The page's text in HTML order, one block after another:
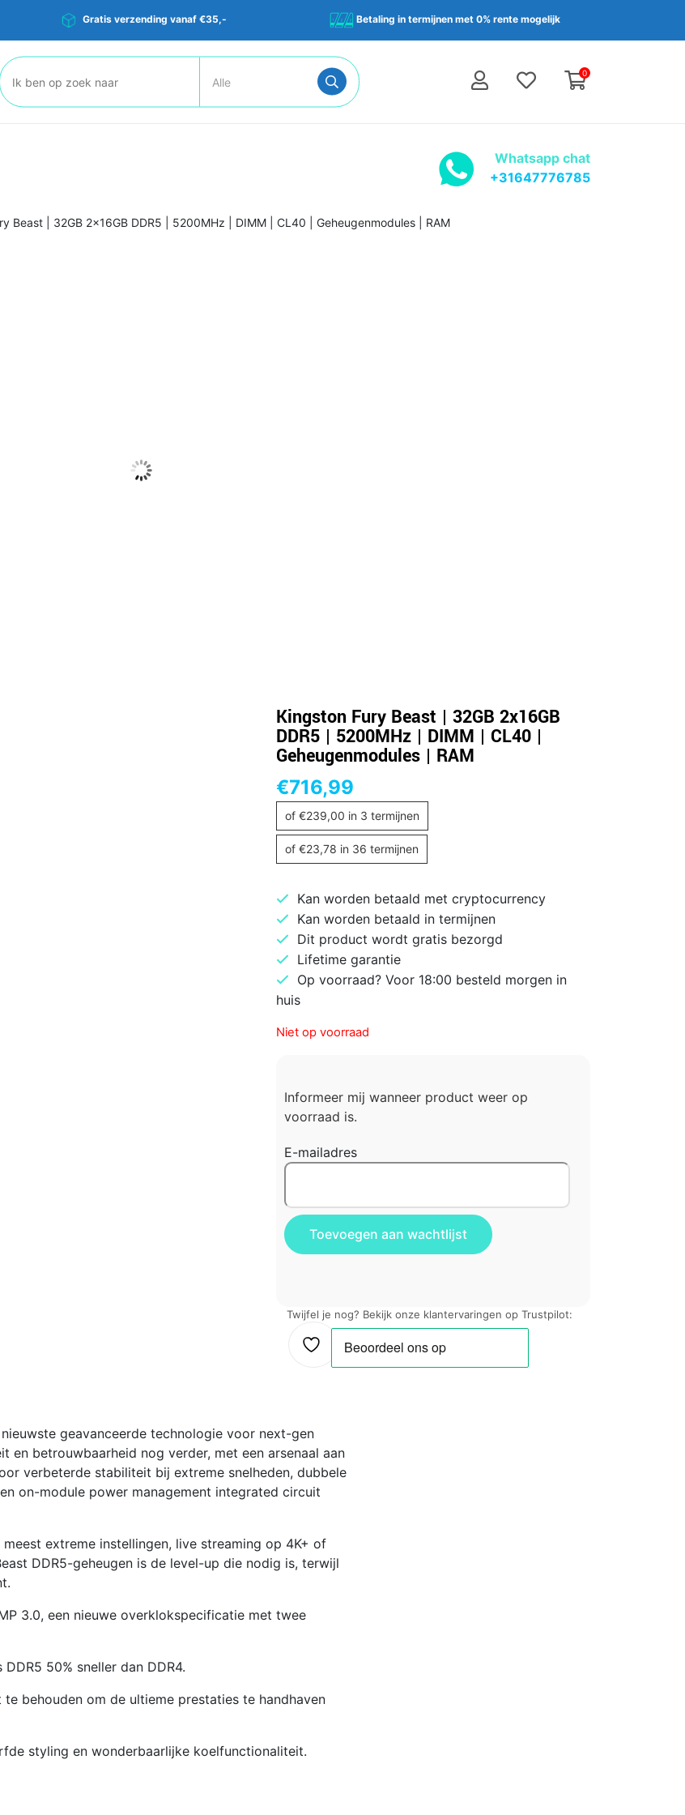
Gratis verzending vanaf €35,- Betaling in termijnen met 0% rente mogelijk
0
Zoeken:
Whatsapp chat
+31647776785
Beast | 32GB 2x16GB DDR5 | 5200MHz | DIMM | CL40 | Geheugenmodules | RAM
Kingston Fury Beast | 32GB 2x16GB
DDR5 | 5200MHz | DIMM | CL40 |
Geheugenmodules | RAM
€716,99
of €239,00 in 3 termijnen
of €23,78 in 36 termijnen
Kan worden betaald met cryptocurrency
Kan worden betaald in termijnen
Dit product wordt gratis bezorgd
Lifetime garantie
Op voorraad? Voor 18:00 besteld morgen in
huis
Niet op voorraad
Informeer mij wanneer product weer op
voorraad is.
E-mailadres
Twijfel je nog? Bekijk onze klantervaringen op Trustpilot:
geavanceerde technologie voor next-gen
en betrouwbaarheid nog verder, met een arsenaal aan
verbeterde stabiliteit bij extreme snelheden, dubbele
on-module power management integrated circuit
extreme instellingen, live streaming op 4K+ of
DDR5-geheugen is de level-up die nodig is, terwijl
3.0, een nieuwe overklokspecificatie met twee
50% sneller dan DDR4.
behouden om de ultieme prestaties te handhaven
styling en wonderbaarlijke koelfunctionaliteit.